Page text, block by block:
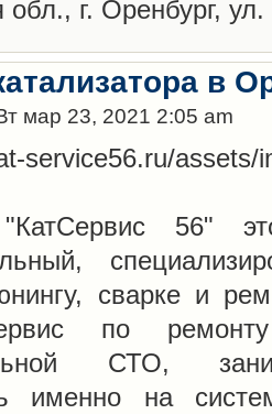
обл., г. Оренбург,
в
мар 23, 2021 2:05 am
service56.ru/assets/
56"
сварке и
по
СТО,
именно на